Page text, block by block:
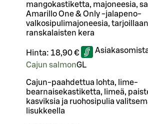
mangokastiketta, majoneesia,
Amarillo One & Only -jalapeno-
valkosipulimajoneesia, tarjoillaan
ranskalaisten kera
Hinta: 18,90 €
Cajun salmonGL
Cajun-paahdettua lohta, lime-
bearnaisekastiketta, limeä,
kasviksia ja ruohosipulia
lisukkeella